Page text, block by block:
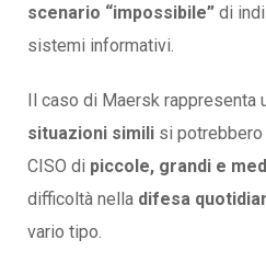
scenario “impossibile” di
sistemi informativi.
Il caso di Maersk rappresenta
situazioni simili si potrebbero
CISO di piccole, grandi e
difficoltà nella difesa
vario tipo.